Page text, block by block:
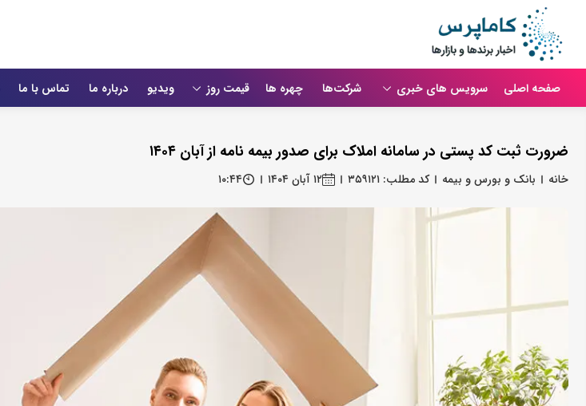
صفحه اصلی سرویس های خبری شرکت‌ها چهره ها قیمت روز ویدیو درباره ما تماس با ما
ضرورت ثبت کد پستی در سامانه املاک برای صدور بیمه‌ نامه از آبان ۱۴۰۴
خانه بانک و بورس و بیمه کد مطلب: ۳۵۹۱۲۱ ۱۲ آبان ۱۴۰۴ ۱۰:۴۴